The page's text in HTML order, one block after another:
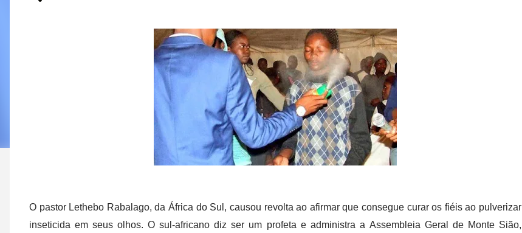
O pastor Lethebo Rabalago, da África do Sul, causou revolta ao afirmar que consegue curar os fiéis ao pulverizar
inseticida em seus olhos. O sul-africano diz ser um profeta e administra a Assembleia Geral de Monte Sião,